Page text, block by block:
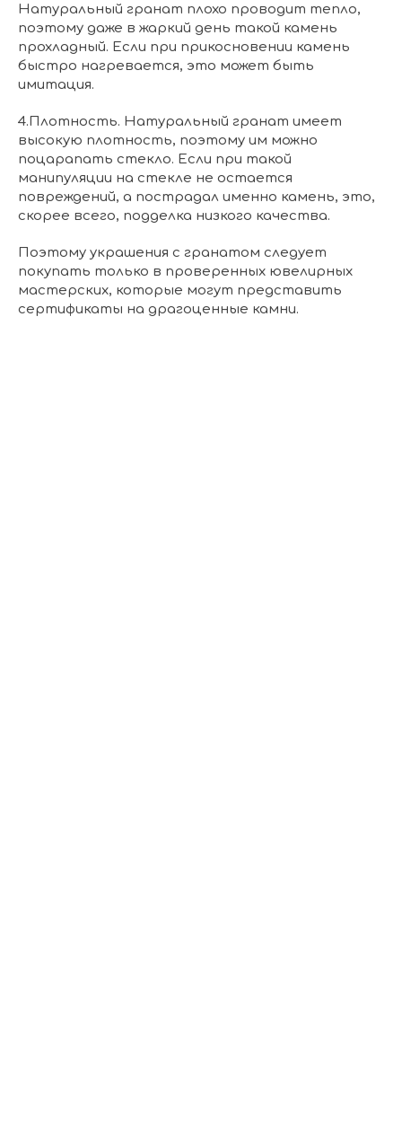
Натуральный гранат плохо проводит тепло,
поэтому даже в жаркий день такой камень
прохладный. Если при прикосновении камень
быстро нагревается, это может быть
имитация.
4.Плотность. Натуральный гранат имеет
высокую плотность, поэтому им можно
поцарапать стекло. Если при такой
манипуляции на стекле не остается
повреждений, а пострадал именно камень, это,
скорее всего, подделка низкого качества.
Поэтому украшения с гранатом следует
покупать только в проверенных ювелирных
мастерских, которые могут представить
сертификаты на драгоценные камни.